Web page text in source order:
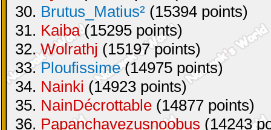
30. Brutus_Matius² (15394 points)
31. Kaiba(15295 points)
32.Wolrathj (15197 points)
33.Ploufissime(14975 points)
34. Nainki (14923 points)
35. NainDécrottable (14877 points)
36. Papanchavezusnoobus (14243